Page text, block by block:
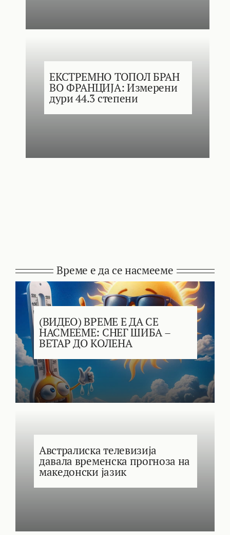
ЕКСТРЕМНО ТОПОЛ БРАН
ВО ФРАНЦИЈА: Измерени
дури 44.3 степени
Време е да се насмееме
(ВИДЕО) ВРЕМЕ Е ДА СЕ
НАСМЕЕМЕ: СНЕГ ШИБА –
ВЕТАР ДО КОЛЕНА
Австралиска телевизија
давала временска прогноза на
македонски јазик